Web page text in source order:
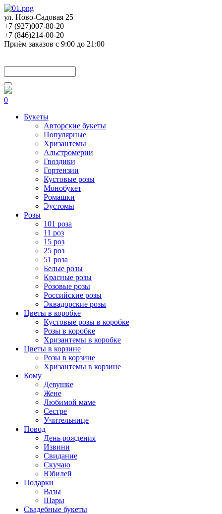
ул. Ново-Садовая 25
+7 (927)007-80-20
+7 (846)214-00-20
Приём заказов с 9:00 до 21:00
0
Букеты
Авторские букеты
Популярные
Хризантемы
Альстромерии
Гвоздики
Гортензии
Кустовые розы
Монобукет
Ромашки
Эустомы
Розы
101 роза
11 роз
15 роз
25 роз
51 роза
Белые розы
Красные розы
Розовые розы
Российские розы
Эквадорские розы
Цветы в коробке
Кустовые розы в коробке
Розы в коробке
Хризантемы в коробке
Цветы в корзине
Розы в корзине
Хризантемы в корзине
Кому
Девушке
Жене
Любимой маме
Сестре
Учительнице
Повод
День рождения
Извини
Свидание
Скучаю
Юбилей
Подарки
Вазы
Шары
Свадебные букеты